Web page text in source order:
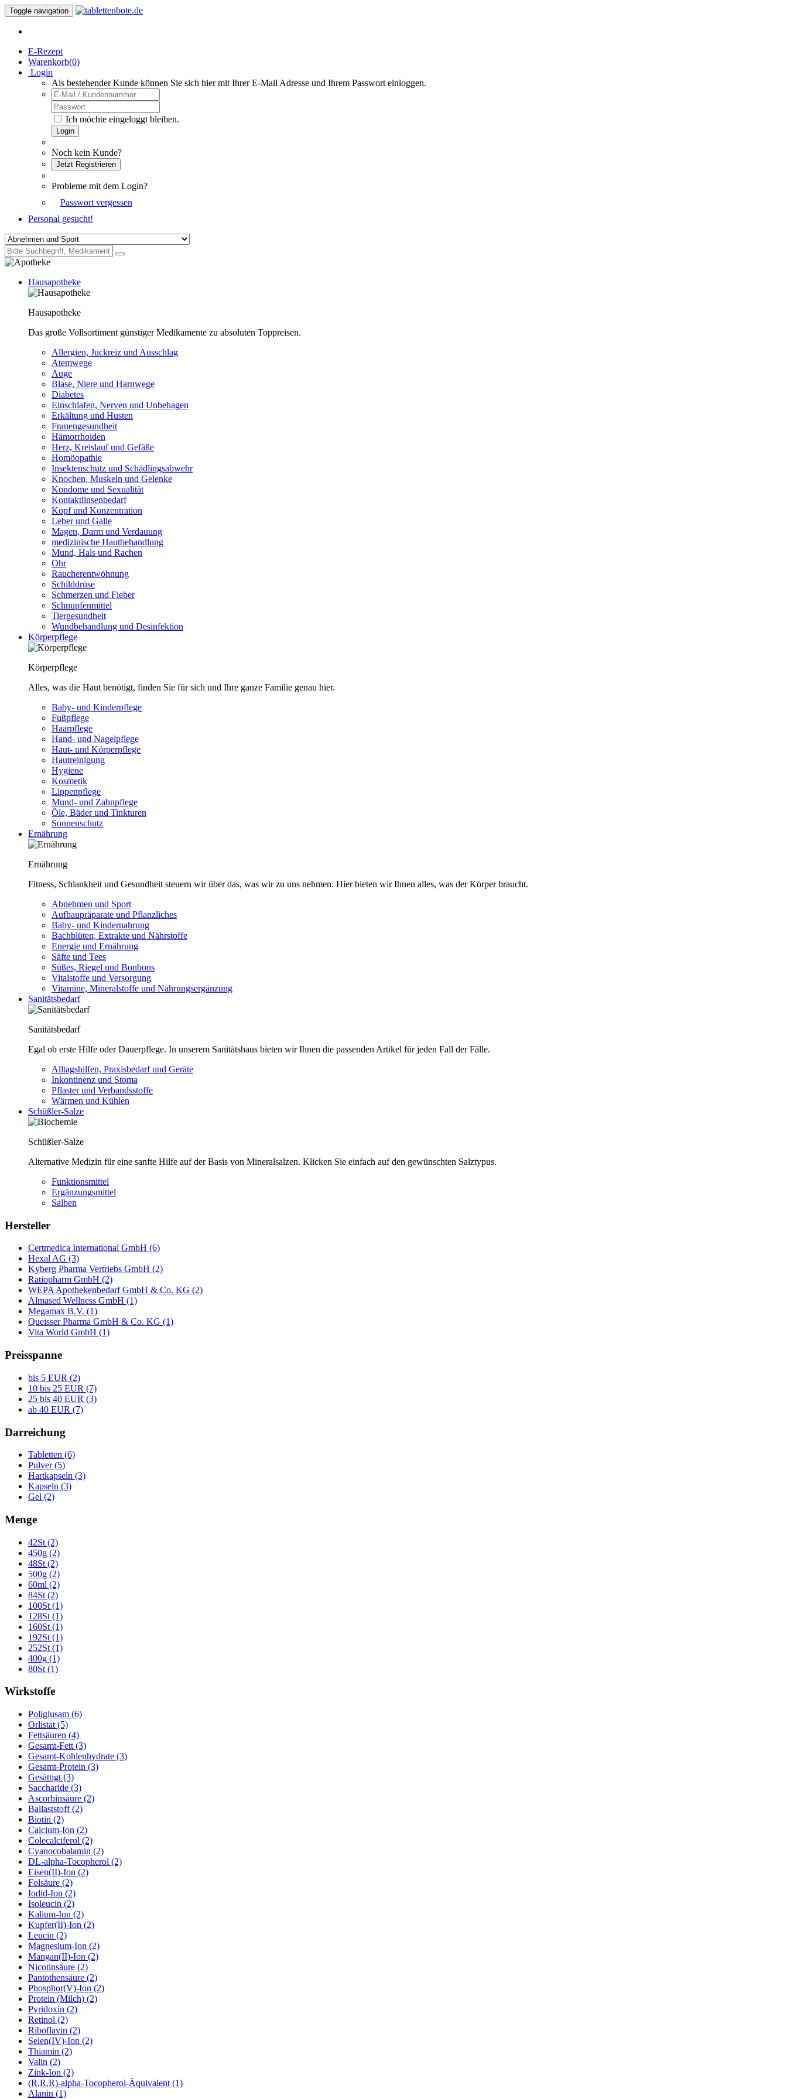
Toggle navigation
E-Rezept
Warenkorb(0)
Login
Als bestehender Kunde können Sie sich hier mit Ihrer E-Mail Adresse und Ihrem Passwort einloggen.
Ich möchte eingeloggt bleiben.
Login
Noch kein Kunde?
Jetzt Registrieren
Probleme mit dem Login?
Passwort vergessen
Personal gesucht!
Hausapotheke
Hausapotheke
Das große Vollsortiment günstiger Medikamente zu absoluten Toppreisen.
Allergien, Juckreiz und Ausschlag
Atemwege
Auge
Blase, Niere und Harnwege
Diabetes
Einschlafen, Nerven und Unbehagen
Erkältung und Husten
Frauengesundheit
Hämorrhoiden
Herz, Kreislauf und Gefäße
Homöopathie
Insektenschutz und Schädlingsabwehr
Knochen, Muskeln und Gelenke
Kondome und Sexualität
Kontaktlinsenbedarf
Kopf und Konzentration
Leber und Galle
Magen, Darm und Verdauung
medizinische Hautbehandlung
Mund, Hals und Rachen
Ohr
Raucherentwöhnung
Schilddrüse
Schmerzen und Fieber
Schnupfenmittel
Tiergesundheit
Wundbehandlung und Desinfektion
Körperpflege
Körperpflege
Alles, was die Haut benötigt, finden Sie für sich und Ihre ganze Familie genau hier.
Baby- und Kinderpflege
Fußpflege
Haarpflege
Hand- und Nagelpflege
Haut- und Körperpflege
Hautreinigung
Hygiene
Kosmetik
Lippenpflege
Mund- und Zahnpflege
Öle, Bäder und Tinkturen
Sonnenschutz
Ernährung
Ernährung
Fitness, Schlankheit und Gesundheit steuern wir über das, was wir zu uns nehmen. Hier bieten wir Ihnen alles, was der Körper braucht.
Abnehmen und Sport
Aufbaupräparate und Pflanzliches
Baby- und Kindernahrung
Bachblüten, Extrakte und Nährstoffe
Energie und Ernährung
Säfte und Tees
Süßes, Riegel und Bonbons
Vitalstoffe und Versorgung
Vitamine, Mineralstoffe und Nahrungsergänzung
Sanitätsbedarf
Sanitätsbedarf
Egal ob erste Hilfe oder Dauerpflege. In unserem Sanitätshaus bieten wir Ihnen die passenden Artikel für jeden Fall der Fälle.
Alltagshilfen, Praxisbedarf und Geräte
Inkontinenz und Stoma
Pflaster und Verbandsstoffe
Wärmen und Kühlen
Schüßler-Salze
Schüßler-Salze
Alternative Medizin für eine sanfte Hilfe auf der Basis von Mineralsalzen. Klicken Sie einfach auf den gewünschten Salztypus.
Funktionsmittel
Ergänzungsmittel
Salben
Hersteller
Certmedica International GmbH (6)
Hexal AG (3)
Kyberg Pharma Vertriebs GmbH (2)
Ratiopharm GmbH (2)
WEPA Apothekenbedarf GmbH & Co. KG (2)
Almased Wellness GmbH (1)
Megamax B.V. (1)
Queisser Pharma GmbH & Co. KG (1)
Vita World GmbH (1)
Preisspanne
bis 5 EUR (2)
10 bis 25 EUR (7)
25 bis 40 EUR (3)
ab 40 EUR (7)
Darreichung
Tabletten (6)
Pulver (5)
Hartkapseln (3)
Kapseln (3)
Gel (2)
Menge
42St (2)
450g (2)
48St (2)
500g (2)
60ml (2)
84St (2)
100St (1)
128St (1)
160St (1)
192St (1)
252St (1)
400g (1)
80St (1)
Wirkstoffe
Poliglusam (6)
Orlistat (5)
Fettsäuren (4)
Gesamt-Fett (3)
Gesamt-Kohlenhydrate (3)
Gesamt-Protein (3)
Gesättigt (3)
Saccharide (3)
Ascorbinsäure (2)
Ballaststoff (2)
Biotin (2)
Calcium-Ion (2)
Colecalciferol (2)
Cyanocobalamin (2)
DL-alpha-Tocopherol (2)
Eisen(II)-Ion (2)
Folsäure (2)
Iodid-Ion (2)
Isoleucin (2)
Kalium-Ion (2)
Kupfer(II)-Ion (2)
Leucin (2)
Magnesium-Ion (2)
Mangan(II)-Ion (2)
Nicotinsäure (2)
Pantothensäure (2)
Phosphor(V)-Ion (2)
Protein (Milch) (2)
Pyridoxin (2)
Retinol (2)
Riboflavin (2)
Selen(IV)-Ion (2)
Thiamin (2)
Valin (2)
Zink-Ion (2)
(R,R,R)-alpha-Tocopherol-Äquivalent (1)
Alanin (1)